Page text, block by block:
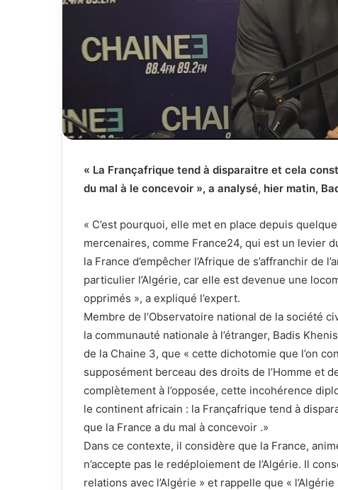
« La Françafrique tend à disparaitre et cela
du mal à le concevoir », a analysé, hier matin,
« C’est pourquoi, elle met en place depuis
mercenaires, comme France24, qui est un levier
la France d’empêcher l’Afrique de s’affranchir de
particulier l’Algérie, car elle est devenue une
opprimés », a expliqué l’expert.
Membre de l’Observatoire national de la société
la communauté nationale à l’étranger, Badis
de la Chaine 3, que « cette dichotomie que l’on
supposément berceau des droits de l’Homme et
complètement à l’opposée, cette incohérence
le continent africain : la Françafrique tend à
que la France a du mal à concevoir .»
Dans ce contexte, il considère que la France,
n’accepte pas le redéploiement de l’Algérie. Il
relations avec l’Algérie » et rappelle que «